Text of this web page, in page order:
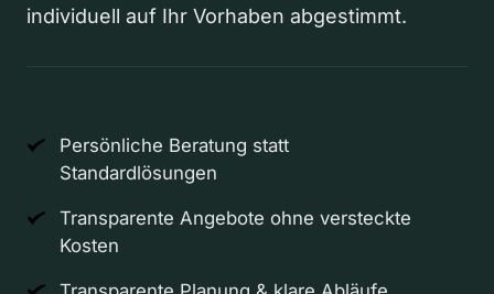
individuell auf Ihr Vorhaben abgestimmt.
Persönliche Beratung statt
Standardlösungen
Transparente Angebote ohne versteckte
Kosten